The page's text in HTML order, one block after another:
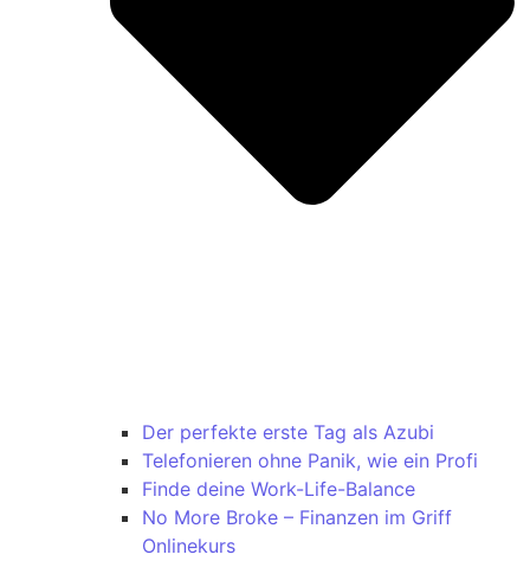
Der perfekte erste Tag als Azubi
Telefonieren ohne Panik, wie ein Profi
Finde deine Work-Life-Balance
No More Broke – Finanzen im Griff
Onlinekurs